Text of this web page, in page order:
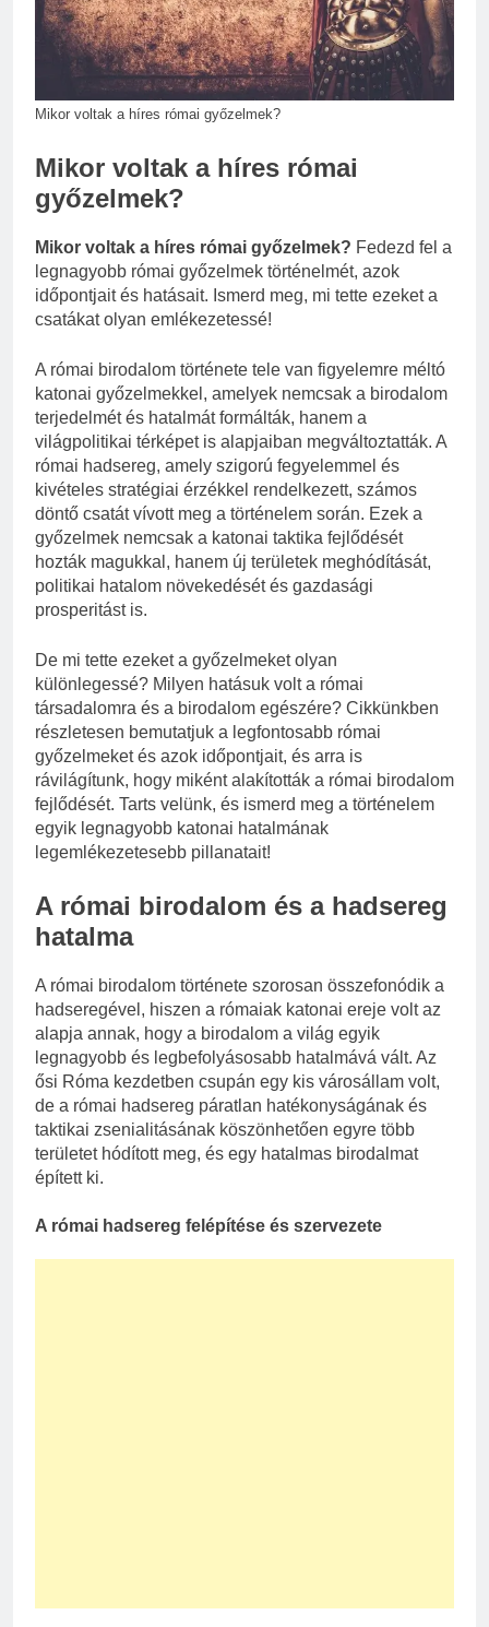
végkielégítés?
3 Nap Ezelőtt
Mikor voltak a híres római győzelmek?
Mikor voltak a híres római
győzelmek?
Mikor voltak a híres római győzelmek? Fedezd fel a
legnagyobb római győzelmek történelmét, azok
időpontjait és hatásait. Ismerd meg, mi tette ezeket a
csatákat olyan emlékezetessé!
A római birodalom története tele van figyelemre méltó
katonai győzelmekkel, amelyek nemcsak a birodalom
terjedelmét és hatalmát formálták, hanem a
világpolitikai térképet is alapjaiban megváltoztatták. A
római hadsereg, amely szigorú fegyelemmel és
kivételes stratégiai érzékkel rendelkezett, számos
döntő csatát vívott meg a történelem során. Ezek a
győzelmek nemcsak a katonai taktika fejlődését
hozták magukkal, hanem új területek meghódítását,
politikai hatalom növekedését és gazdasági
prosperitást is.
De mi tette ezeket a győzelmeket olyan
különlegessé? Milyen hatásuk volt a római
társadalomra és a birodalom egészére? Cikkünkben
részletesen bemutatjuk a legfontosabb római
győzelmeket és azok időpontjait, és arra is
rávilágítunk, hogy miként alakították a római birodalom
fejlődését. Tarts velünk, és ismerd meg a történelem
egyik legnagyobb katonai hatalmának
legemlékezetesebb pillanatait!
A római birodalom és a hadsereg
hatalma
A római birodalom története szorosan összefonódik a
hadseregével, hiszen a rómaiak katonai ereje volt az
alapja annak, hogy a birodalom a világ egyik
legnagyobb és legbefolyásosabb hatalmává vált. Az
ősi Róma kezdetben csupán egy kis városállam volt,
de a római hadsereg páratlan hatékonyságának és
taktikai zsenialitásának köszönhetően egyre több
területet hódított meg, és egy hatalmas birodalmat
épített ki.
A római hadsereg felépítése és szervezete